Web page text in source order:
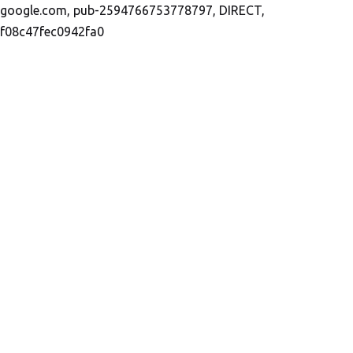
google.com, pub-2594766753778797, DIRECT,
f08c47fec0942fa0